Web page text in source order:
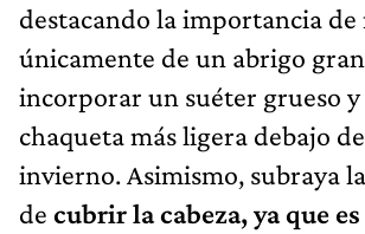
destacando la importancia
únicamente de un abrigo
incorporar un suéter grueso
chaqueta más ligera debajo
invierno. Asimismo, subraya
de cubrir la cabeza, ya que